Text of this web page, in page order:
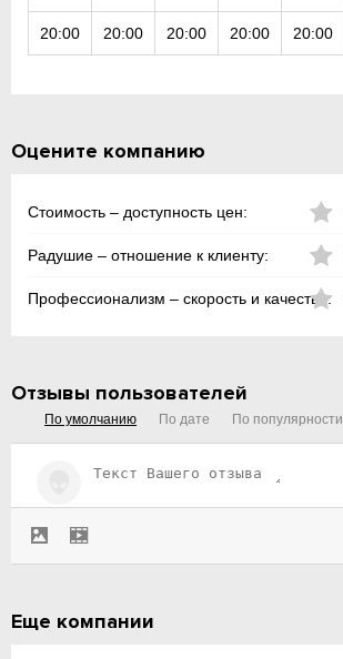
20:00 20:00 20:00 20:00 20:00
Оцените компанию
Стоимость – доступность цен:
Радушие – отношение к клиенту:
Профессионализм – скорость и качество:
Отзывы пользователей
По умолчанию По дате По популярности
Еще компании